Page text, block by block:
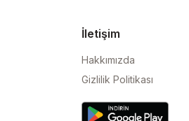
İletişim
Hakkımızda
Gizlilik Politikası